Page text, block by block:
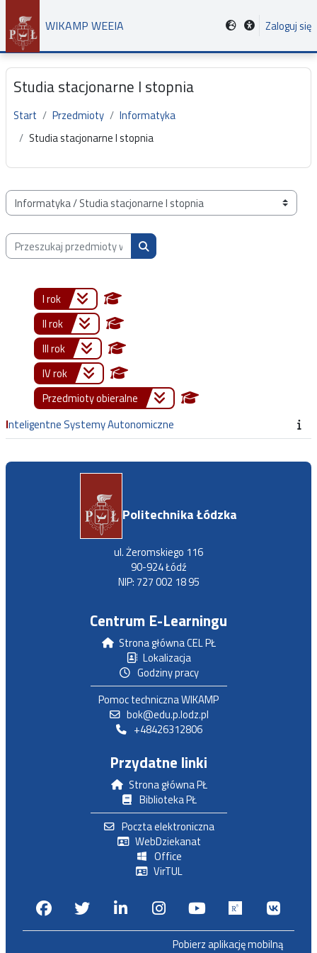
Przejdź do głównej zawartości
WIKAMP WEEIA Zaloguj się
Studia stacjonarne I stopnia
Start Przedmioty
Informatyka
Studia stacjonarne I stopnia
Kategorie przedmiotów
Przeszukaj przedmioty wg nazwy, opisu lub prowadzącego
Przeszukaj przedmioty wg nazwy,
I rok
II rok
III rok
IV rok
Przedmioty obieralne
Inteligentne Systemy Autonomiczne
Politechnika Łódzka
ul. Żeromskiego 116
90-924 Łódź
NIP: 727 002 18 95
Centrum E-Learningu
Strona główna CEL PŁ
Lokalizacja
Godziny pracy
Pomoc techniczna WIKAMP
bok@edu.p.lodz.pl
+48426312806
Przydatne linki
Strona główna PŁ
Biblioteka PŁ
Poczta elektroniczna
WebDziekanat
Office
VirTUL
FacebookTwitterLinkedinInstagram
Youtube
Pobierz aplikację mobilną